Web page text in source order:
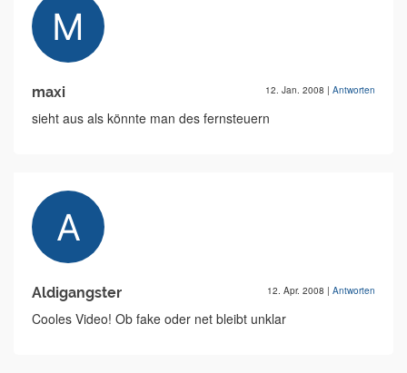
maxi 12. Jan. 2008 | Antworten
sieht aus als könnte man des fernsteuern
Aldigangster 12. Apr. 2008 | Antworten
Cooles Video! Ob fake oder net bleibt unklar